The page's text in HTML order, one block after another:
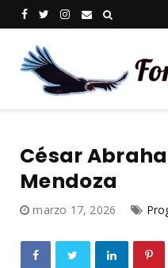
César
Mendoza
marzo 17, 2026